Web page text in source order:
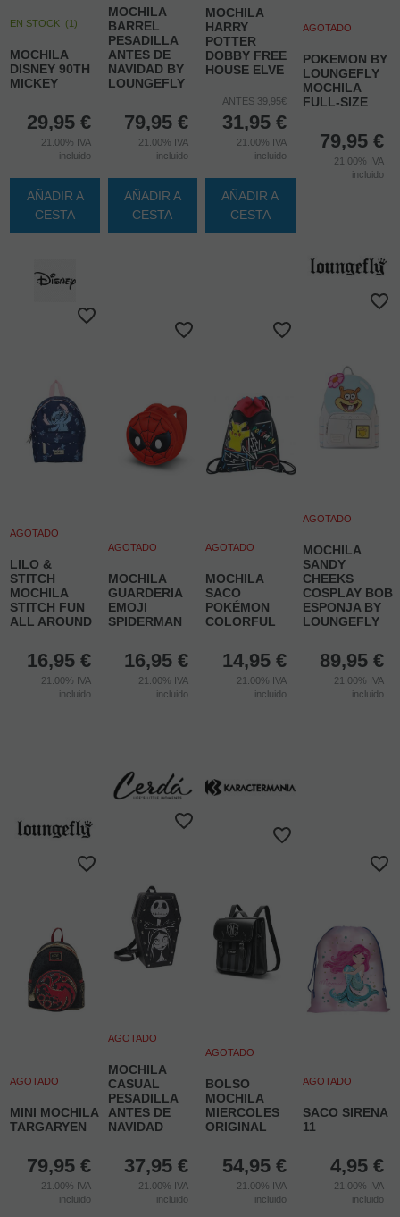
EN STOCK (1)
MOCHILA
DISNEY 90TH
MICKEY
29,95 €
21.00% IVA
incluido
AÑADIR A
CESTA
MOCHILA
BARREL
PESADILLA
ANTES DE
NAVIDAD BY
LOUNGEFLY
79,95 €
21.00% IVA
incluido
AÑADIR A
CESTA
MOCHILA
HARRY
POTTER
DOBBY FREE
HOUSE ELVE
ANTES 39,95€
31,95 €
21.00% IVA
incluido
AÑADIR A
CESTA
AGOTADO
POKEMON BY
LOUNGEFLY
MOCHILA
FULL-SIZE
79,95 €
21.00% IVA
incluido
AGOTADO
LILO &
STITCH
MOCHILA
STITCH FUN
ALL AROUND
16,95 €
21.00% IVA
incluido
AGOTADO
MOCHILA
GUARDERIA
EMOJI
SPIDERMAN
16,95 €
21.00% IVA
incluido
AGOTADO
MOCHILA
SACO
POKÉMON
COLORFUL
14,95 €
21.00% IVA
incluido
AGOTADO
MOCHILA
SANDY
CHEEKS
COSPLAY BOB
ESPONJA BY
LOUNGEFLY
89,95 €
21.00% IVA
incluido
AGOTADO
MINI MOCHILA
TARGARYEN
79,95 €
21.00% IVA
incluido
AGOTADO
MOCHILA
CASUAL
PESADILLA
ANTES DE
NAVIDAD
37,95 €
21.00% IVA
incluido
AGOTADO
BOLSO
MOCHILA
MIERCOLES
ORIGINAL
54,95 €
21.00% IVA
incluido
AGOTADO
SACO SIRENA
11
4,95 €
21.00% IVA
incluido